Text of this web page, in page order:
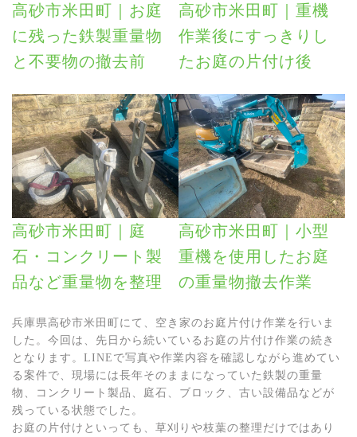
高砂市米田町｜お庭
に残った鉄製重量物
と不要物の撤去前
高砂市米田町｜重機
作業後にすっきりし
たお庭の片付け後
高砂市米田町｜庭
石・コンクリート製
品など重量物を整理
高砂市米田町｜小型
重機を使用したお庭
の重量物撤去作業
兵庫県高砂市米田町にて、空き家のお庭片付け作業を行いま
した。今回は、先日から続いているお庭の片付け作業の続き
となります。LINEで写真や作業内容を確認しながら進めてい
る案件で、現場には長年そのままになっていた鉄製の重量
物、コンクリート製品、庭石、ブロック、古い設備品などが
残っている状態でした。
お庭の片付けといっても、草刈りや枝葉の整理だけではあり